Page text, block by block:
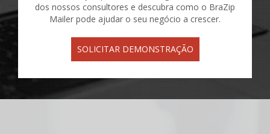
dos nossos consultores e descubra como o BraZip
Mailer pode ajudar o seu negócio a crescer.
SOLICITAR DEMONSTRAÇÃO